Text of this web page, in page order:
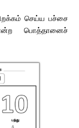
செய்ய பச்சை
என்ற பொத்தானைச்